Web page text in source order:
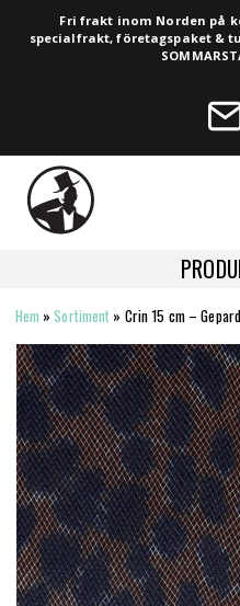
Fri frakt inom Norden på
specialfrakt, företagspaket &
HELA
Hem »Sortiment » Crin 15 cm – Gepard